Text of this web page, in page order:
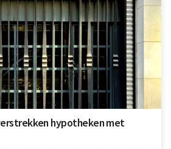
hypotheken met